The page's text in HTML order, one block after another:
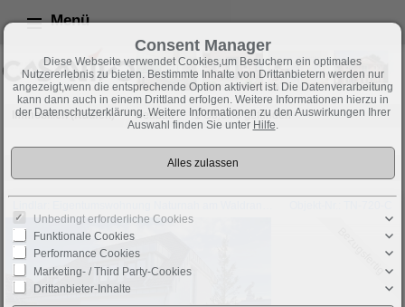
Menü
Immobilien (Kaufen) Neubau 1 Objekte gefunden
-- bitte wählen --
Bezugsfertig
Consent Manager
Diese Webseite verwendet Cookies,um Besuchern ein optimales
Nutzererlebnis zu bieten. Bestimmte Inhalte von Drittanbietern werden nur
angezeigt,wenn die entsprechende Option aktiviert ist. Die Datenverarbeitung
kann dann auch in einem Drittland erfolgen. Weitere Informationen hierzu in
der Datenschutzerklärung. Weitere Informationen zu den Auswirkungen Ihrer
Auswahl finden Sie unter Hilfe.
Unbedingt erforderliche Cookies
Funktionale Cookies
Performance Cookies
Marketing- / Third Party-Cookies
Drittanbieter-Inhalte